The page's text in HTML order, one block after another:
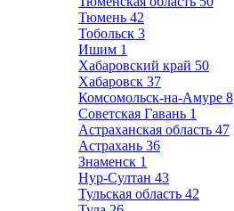
Тюмень 42
Тобольск 3
Ишим 1
Хабаровский край 50
Хабаровск 37
Комсомольск-на-Амуре 8
Советская Гавань 1
Астраханская область 47
Астрахань 36
Знаменск 1
Нур-Султан 43
Тульская область 42